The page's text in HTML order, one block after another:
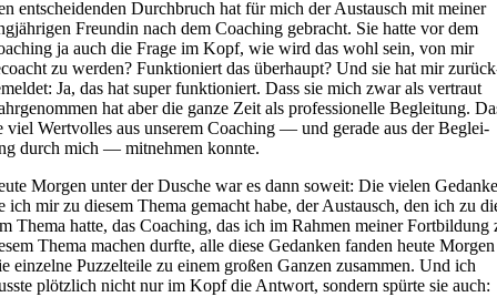
ent­schei­den­den Durch­bruch hat für mich der Aus­tausch mit mei­ner
Freun­din nach dem Coa­ching gebracht. Sie hat­te vor dem
ja auch die Fra­ge im Kopf, wie wird das wohl sein, von mir
zu wer­den? Funk­tio­niert das über­haupt? Und sie hat mir
Ja, das hat super funk­tio­niert. Dass sie mich zwar als ver­traut
hat aber die gan­ze Zeit als pro­fes­sio­nel­le Beglei­tung.
viel Wert­vol­les aus unse­rem Coa­ching — und gera­de aus der Beglei­
durch mich — mit­neh­men konn­te.
Mor­gen unter der Dusche war es dann soweit: Die vie­len
ich mir zu die­sem The­ma gemacht habe, der Aus­tausch, den ich zu
The­ma hat­te, das Coa­ching, das ich im Rah­men mei­ner Fort­bil­dung
The­ma machen durf­te, alle die­se Gedan­ken fan­den heu­te Mor­gen
ein­zel­ne Puz­zel­tei­le zu einem gro­ßen Gan­zen zusam­men. Und ich
plötz­lich nicht nur im Kopf die Ant­wort, son­dern spür­te sie auch: